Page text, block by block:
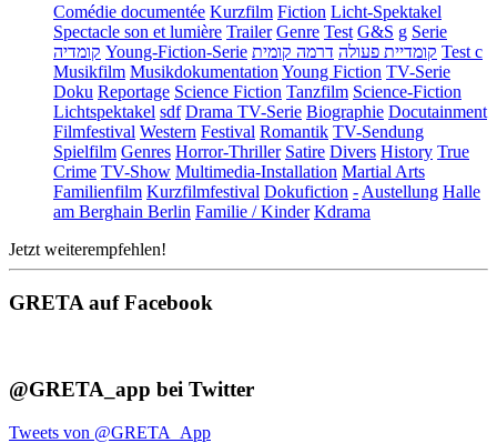
Comédie documentée Kurzfilm Fiction Licht-Spektakel
Spectacle son et lumière Trailer Genre Test G&S g Serie
קומדיה Young-Fiction-Serie קומדיית פעולה דרמה קומית
Test c
Musikfilm Musikdokumentation Young Fiction TV-Serie
Doku Reportage Science Fiction Tanzfilm Science-Fiction
Lichtspektakel sdf Drama TV-Serie Biographie Docutainment
Filmfestival Western Festival Romantik TV-Sendung
Spielfilm Genres Horror-Thriller Satire Divers History True
Crime TV-Show Multimedia-Installation Martial Arts
Familienfilm Kurzfilmfestival Dokufiction - Austellung Halle
am Berghain Berlin Familie / Kinder Kdrama
Jetzt weiterempfehlen!
GRETA auf Facebook
@GRETA_app bei Twitter
Tweets von @GRETA_App